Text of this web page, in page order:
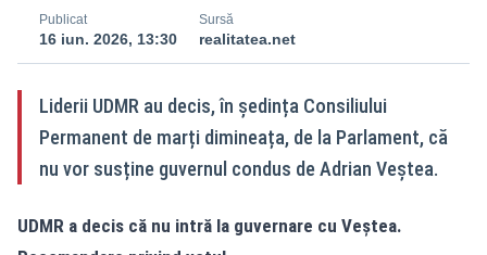
Publicat
16 iun. 2026, 13:30
Sursă
realitatea.net
Liderii UDMR au decis, în ședința Consiliului
Permanent de marți dimineața, de la Parlament, că
nu vor susține guvernul condus de Adrian Veștea.
UDMR a decis că nu intră la guvernare cu Veștea.